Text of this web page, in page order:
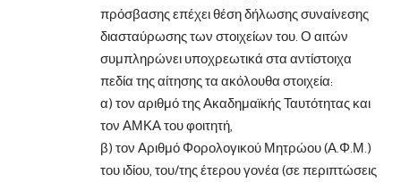
πρόσβασης επέχει θέση δήλωσης συναίνεσης
διασταύρωσης των στοιχείων του. Ο αιτών
συμπληρώνει υποχρεωτικά στα αντίστοιχα
πεδία της αίτησης τα ακόλουθα στοιχεία:
α) τον αριθμό της Ακαδημαϊκής Ταυτότητας και
τον ΑΜΚΑ του φοιτητή,
β) τον Αριθμό Φορολογικού Μητρώου (Α.Φ.Μ.)
του ιδίου, του/της έτερου γονέα (σε περιπτώσεις